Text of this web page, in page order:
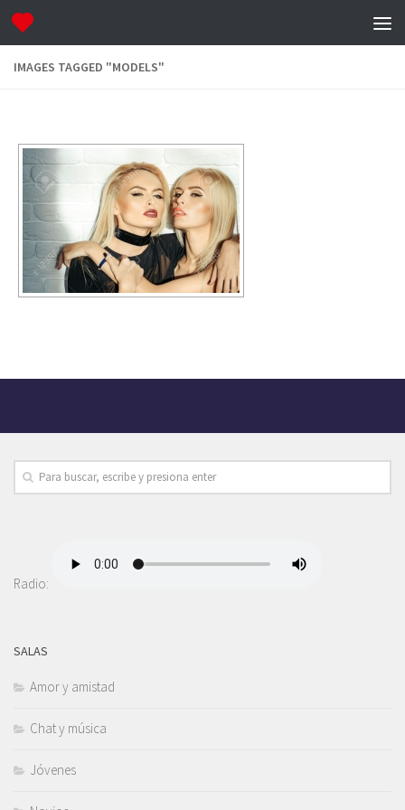
IMAGES TAGGED "MODELS"
Radio:
SALAS
Amor y amistad
Chat y música
Jóvenes